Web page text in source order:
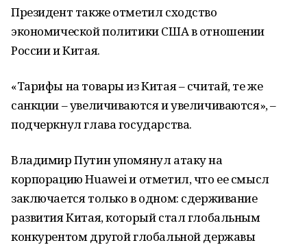
Президент также отметил сходство
экономической политики США в отношении
России и Китая.
«Тарифы на товары из Китая – считай, те же
санкции – увеличиваются и увеличиваются», –
подчеркнул глава государства.
Владимир Путин упомянул атаку на
корпорацию Huawei и отметил, что ее смысл
заключается только в одном: сдерживание
развития Китая, который стал глобальным
конкурентом другой глобальной державы